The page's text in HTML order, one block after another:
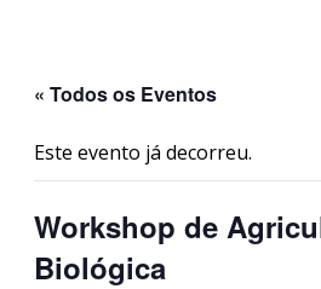
« Todos os Eventos
Este evento já decorreu.
Workshop de
Biológica